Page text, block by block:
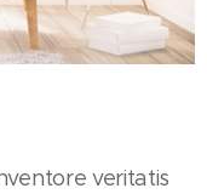
veritatis